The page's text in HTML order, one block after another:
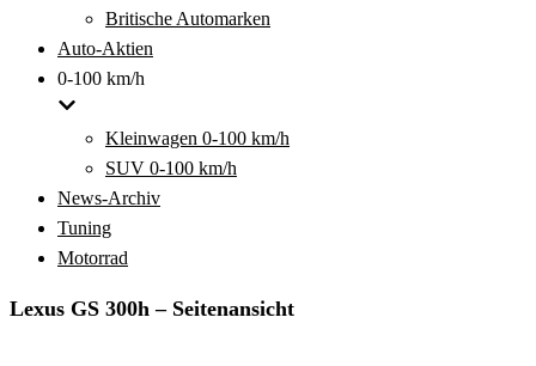
Britische Automarken
Auto-Aktien
0-100 km/h
Kleinwagen 0-100 km/h
SUV 0-100 km/h
News-Archiv
Tuning
Motorrad
Lexus GS 300h – Seitenansicht